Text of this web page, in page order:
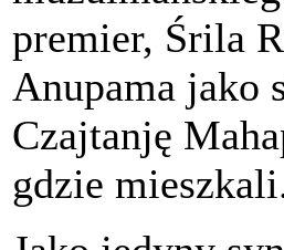
premier, Śrila
Anupama jako
Czajtanję
gdzie